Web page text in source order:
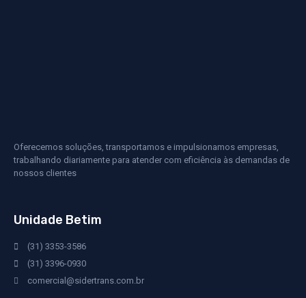
Oferecemos soluções, transportamos e impulsionamos empresas,
trabalhando diariamente para atender com eficiência às demandas de
nossos clientes
Unidade Betim
(31) 3353-3586
(31) 3396-0930
comercial@sidertrans.com.br